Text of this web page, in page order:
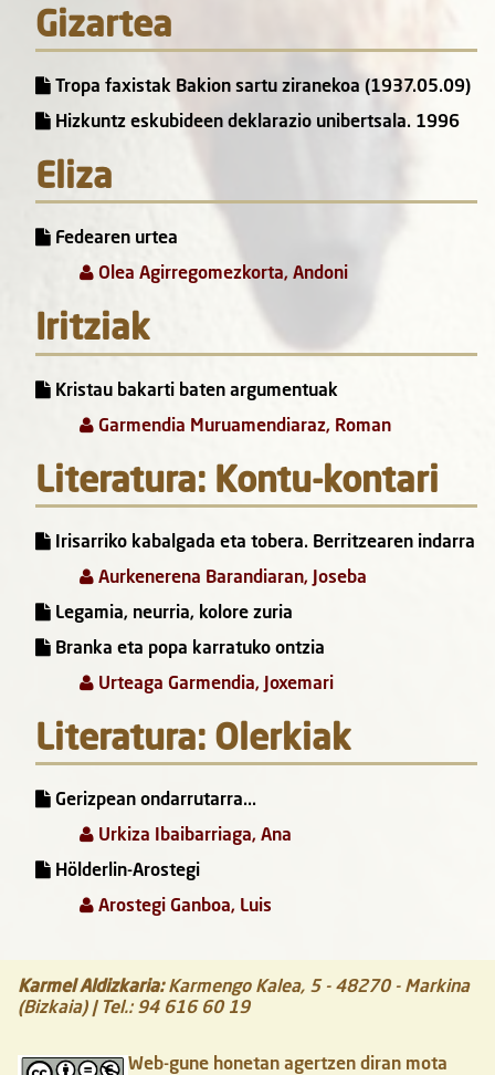
Gizartea
Tropa faxistak Bakion sartu ziranekoa (1937.05.09)
Hizkuntz eskubideen deklarazio unibertsala. 1996
Eliza
Fedearen urtea
Olea Agirregomezkorta, Andoni
Iritziak
Kristau bakarti baten argumentuak
Garmendia Muruamendiaraz, Roman
Literatura: Kontu-kontari
Irisarriko kabalgada eta tobera. Berritzearen indarra
Aurkenerena Barandiaran, Joseba
Legamia, neurria, kolore zuria
Branka eta popa karratuko ontzia
Urteaga Garmendia, Joxemari
Literatura: Olerkiak
Gerizpean ondarrutarra...
Urkiza Ibaibarriaga, Ana
Hölderlin-Arostegi
Arostegi Ganboa, Luis
Karmel Aldizkaria: Karmengo Kalea, 5 - 48270- Markina
(Bizkaia)| Tel.: 94 616 60 19
Web-gune honetan agertzen diran mota